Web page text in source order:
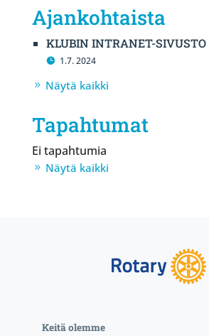
Ajankohtaista
KLUBIN INTRANET-SIVUSTO
1.7. 2024
Näytä kaikki
Tapahtumat
Ei tapahtumia
Näytä kaikki
Keitä olemme